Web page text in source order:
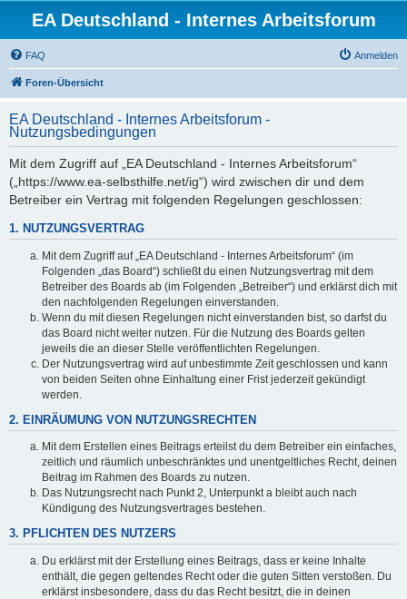
EA Deutschland - Internes Arbeitsforum
FAQ Anmelden
Foren-Übersicht
EA Deutschland - Internes Arbeitsforum -
Nutzungsbedingungen
Mit dem Zugriff auf „EA Deutschland - Internes Arbeitsforum“
(„https://www.ea-selbsthilfe.net/ig“) wird zwischen dir und dem
Betreiber ein Vertrag mit folgenden Regelungen geschlossen:
1. NUTZUNGSVERTRAG
Mit dem Zugriff auf „EA Deutschland - Internes Arbeitsforum“ (im
Folgenden „das Board“) schließt du einen Nutzungsvertrag mit dem
Betreiber des Boards ab (im Folgenden „Betreiber“) und erklärst dich mit
den nachfolgenden Regelungen einverstanden.
Wenn du mit diesen Regelungen nicht einverstanden bist, so darfst du
das Board nicht weiter nutzen. Für die Nutzung des Boards gelten
jeweils die an dieser Stelle veröffentlichten Regelungen.
Der Nutzungsvertrag wird auf unbestimmte Zeit geschlossen und kann
von beiden Seiten ohne Einhaltung einer Frist jederzeit gekündigt
werden.
2. EINRÄUMUNG VON NUTZUNGSRECHTEN
Mit dem Erstellen eines Beitrags erteilst du dem Betreiber ein einfaches,
zeitlich und räumlich unbeschränktes und unentgeltliches Recht, deinen
Beitrag im Rahmen des Boards zu nutzen.
Das Nutzungsrecht nach Punkt 2, Unterpunkt a bleibt auch nach
Kündigung des Nutzungsvertrages bestehen.
3. PFLICHTEN DES NUTZERS
Du erklärst mit der Erstellung eines Beitrags, dass er keine Inhalte
enthält, die gegen geltendes Recht oder die guten Sitten verstoßen. Du
erklärst insbesondere, dass du das Recht besitzt, die in deinen